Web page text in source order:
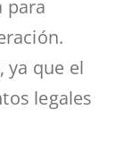
para
ya que el
legales